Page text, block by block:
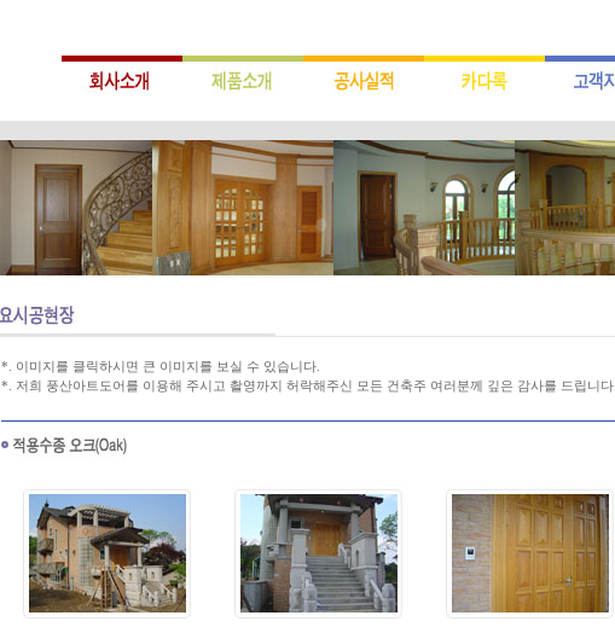
*. 이미지를 클릭하시면 큰 이미지를 보실 수 있습니다.
*. 저희 풍산아트도어를 이용해 주시고 촬영까지 허락해주신 모든 건축주 여러분께 깊은 감사를 드립니다.